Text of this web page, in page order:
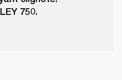
750.